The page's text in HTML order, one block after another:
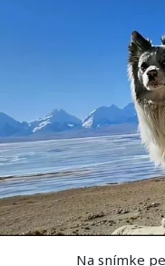
Na snímke